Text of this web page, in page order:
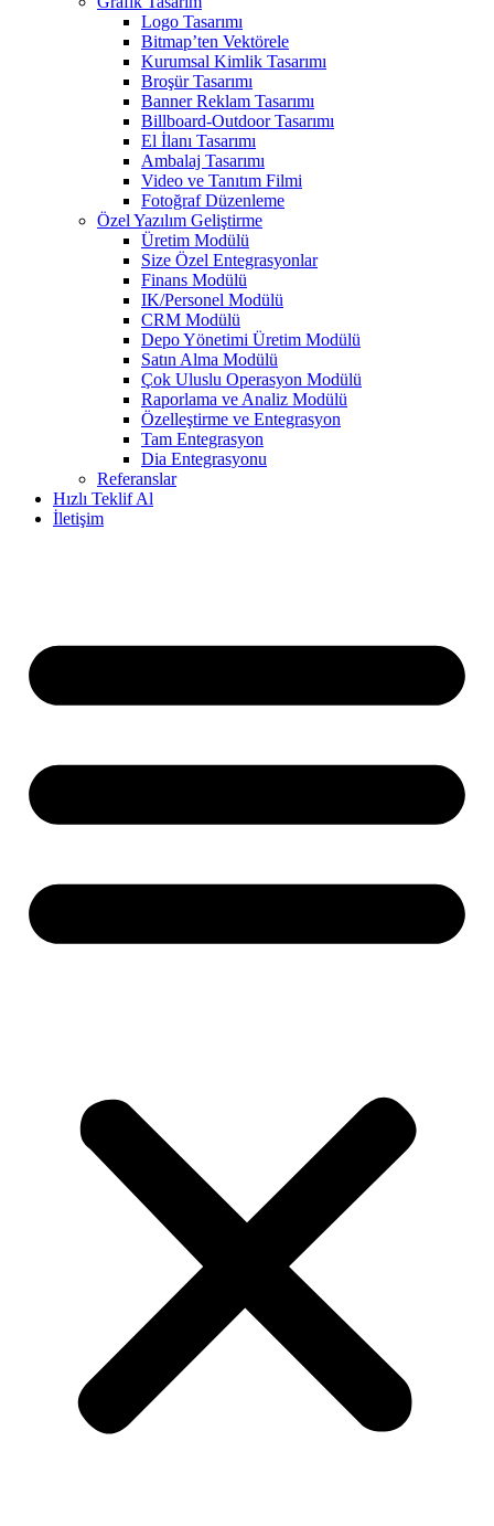
Logo Tasarımı
Bitmap’ten Vektörele
Kurumsal Kimlik Tasarımı
Broşür Tasarımı
Banner Reklam Tasarımı
Billboard-Outdoor Tasarımı
El İlanı Tasarımı
Ambalaj Tasarımı
Video ve Tanıtım Filmi
Fotoğraf Düzenleme
Özel Yazılım Geliştirme
Üretim Modülü
Size Özel Entegrasyonlar
Finans Modülü
IK/Personel Modülü
CRM Modülü
Depo Yönetimi Üretim Modülü
Satın Alma Modülü
Çok Uluslu Operasyon Modülü
Raporlama ve Analiz Modülü
Özelleştirme ve Entegrasyon
Tam Entegrasyon
Dia Entegrasyonu
Referanslar
Hızlı Teklif Al
İletişim